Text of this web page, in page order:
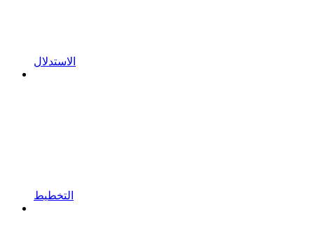
الاستدلال
التخطيط